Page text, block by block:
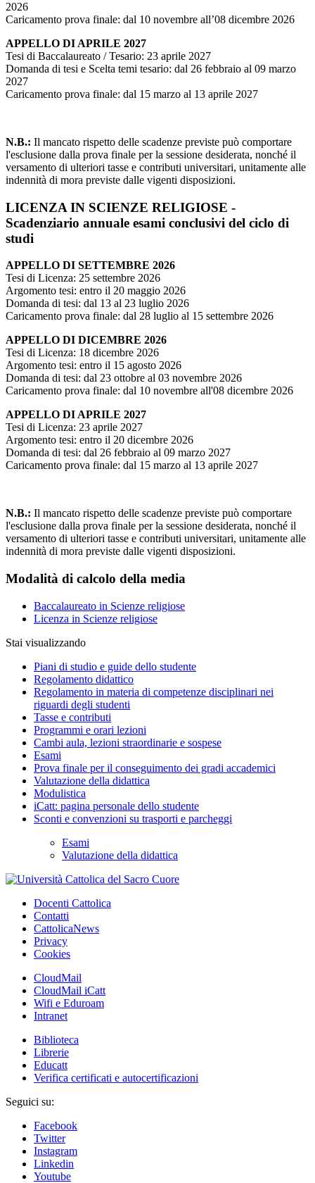
2026
Caricamento prova finale: dal 10 novembre all’08 dicembre 2026
APPELLO DI APRILE 2027
Tesi di Baccalaureato / Tesario: 23 aprile 2027
Domanda di tesi e Scelta temi tesario: dal 26 febbraio al 09 marzo
2027
Caricamento prova finale: dal 15 marzo al 13 aprile 2027
N.B.: Il mancato rispetto delle scadenze previste può comportare
l'esclusione dalla prova finale per la sessione desiderata, nonché il
versamento di ulteriori tasse e contributi universitari, unitamente alle
indennità di mora previste dalle vigenti disposizioni.
LICENZA IN SCIENZE RELIGIOSE -
Scadenziario annuale esami conclusivi del ciclo di
studi
APPELLO DI SETTEMBRE 2026
Tesi di Licenza: 25 settembre 2026
Argomento tesi: entro il 20 maggio 2026
Domanda di tesi: dal 13 al 23 luglio 2026
Caricamento prova finale: dal 28 luglio al 15 settembre 2026
APPELLO DI DICEMBRE 2026
Tesi di Licenza: 18 dicembre 2026
Argomento tesi: entro il 15 agosto 2026
Domanda di tesi: dal 23 ottobre al 03 novembre 2026
Caricamento prova finale: dal 10 novembre all'08 dicembre 2026
APPELLO DI APRILE 2027
Tesi di Licenza: 23 aprile 2027
Argomento tesi: entro il 20 dicembre 2026
Domanda di tesi: dal 26 febbraio al 09 marzo 2027
Caricamento prova finale: dal 15 marzo al 13 aprile 2027
N.B.: Il mancato rispetto delle scadenze previste può comportare
l'esclusione dalla prova finale per la sessione desiderata, nonché il
versamento di ulteriori tasse e contributi universitari, unitamente alle
indennità di mora previste dalle vigenti disposizioni.
Modalità di calcolo della media
Baccalaureato in Scienze religiose
Licenza in Scienze religiose
Stai visualizzando
Piani di studio e guide dello studente
Regolamento didattico
Regolamento in materia di competenze disciplinari nei
riguardi degli studenti
Tasse e contributi
Programmi e orari lezioni
Cambi aula, lezioni straordinarie e sospese
Esami
Prova finale per il conseguimento dei gradi accademici
Valutazione della didattica
Modulistica
iCatt: pagina personale dello studente
Sconti e convenzioni su trasporti e parcheggi
Esami
Valutazione della didattica
Docenti Cattolica
Contatti
CattolicaNews
Privacy
Cookies
CloudMail
CloudMail iCatt
Wifi e Eduroam
Intranet
Biblioteca
Librerie
Educatt
Verifica certificati e autocertificazioni
Seguici su:
Facebook
Twitter
Instagram
Linkedin
Youtube